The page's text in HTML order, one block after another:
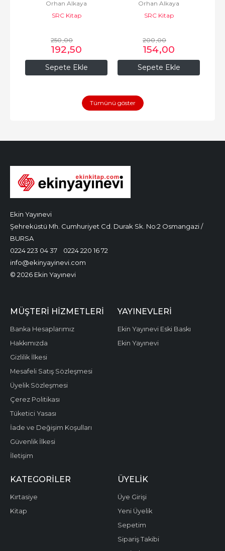
Sepete Ekle
Orhan Alkaya
SRC Kitap
250,00
192,50
Sepete Ekle
Orhan Alkaya
SRC Kitap
200,00
154,00
Tümünü göster
Ekin Yayınevi
Şehreküstü Mh. Cumhuriyet Cd. Durak Sk. No:2 Osmangazi /
BURSA
0224 223 04 37
0224 220 16 72
info@ekinyayinevi.com
© 2026 Ekin Yayınevi
MÜŞTERI HIZMETLERI
Banka Hesaplarımız
Hakkımızda
Gizlilik İlkesi
Mesafeli Satış Sözleşmesi
Üyelik Sözleşmesi
Çerez Politikası
Tüketici Yasası
İade ve Değişim Koşulları
Güvenlik İlkesi
İletişim
YAYINEVLERI
Ekin Yayınevi Eski Baskı
Ekin Yayınevi
KATEGORILER
Kırtasiye
Kitap
ÜYELIK
Üye Girişi
Yeni Üyelik
Sepetim
Sipariş Takibi